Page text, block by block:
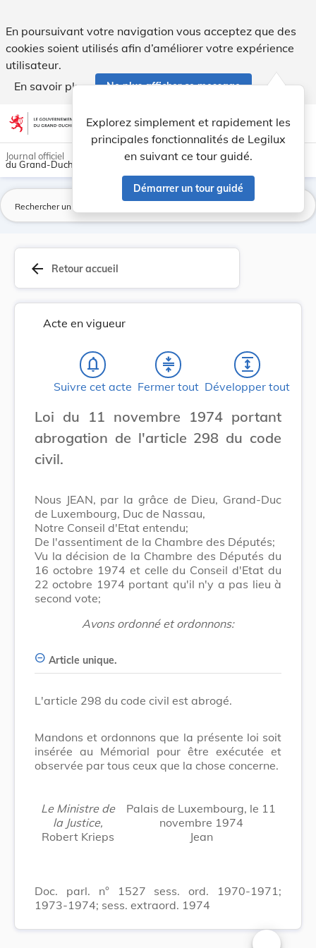
En poursuivant votre navigation vous acceptez que des
cookies soient utilisés afin d’améliorer votre expérience
utilisateur.
En savoir plus
Ne plus afficher ce message
Aller au contenu account_circle help Aide
Explorez simplement et rapidement les
principales fonctionnalités de Legilux
en suivant ce tour guidé.
Démarrer un tour guidé
light_mode dark_mode
Journal officiel
du Grand-Duché de Luxembourg
arrow_back Retour accueil
Acte en vigueur
notifications_none
Suivre cet acte
compress
Fermer tout
expand
Développer tout
Loi du 11 novembre 1974 portant
abrogation de l'article 298 du code
civil.
Nous JEAN, par la grâce de Dieu, Grand-Duc
de Luxembourg, Duc de Nassau,
Notre Conseil d'Etat entendu;
De l'assentiment de la Chambre des Députés;
Vu la décision de la Chambre des Députés du
16 octobre 1974 et celle du Conseil d'Etat du
22 octobre 1974 portant qu'il n'y a pas lieu à
second vote;
Avons ordonné et ordonnons:
Article unique.
L'article 298 du code civil est abrogé.
Mandons et ordonnons que la présente loi soit
insérée au Mémorial pour être exécutée et
observée par tous ceux que la chose concerne.
Le Ministre de
la Justice,
Robert Krieps
Palais de Luxembourg, le 11
novembre 1974
Jean
Doc. parl. n° 1527 sess. ord. 1970-1971;
1973-1974; sess. extraord. 1974